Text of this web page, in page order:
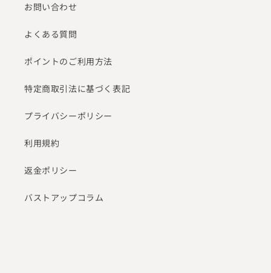
お問い合わせ
よくある質問
ポイントのご利用方法
特定商取引法に基づく表記
プライバシーポリシー
利用規約
返金ポリシー
バストアップコラム